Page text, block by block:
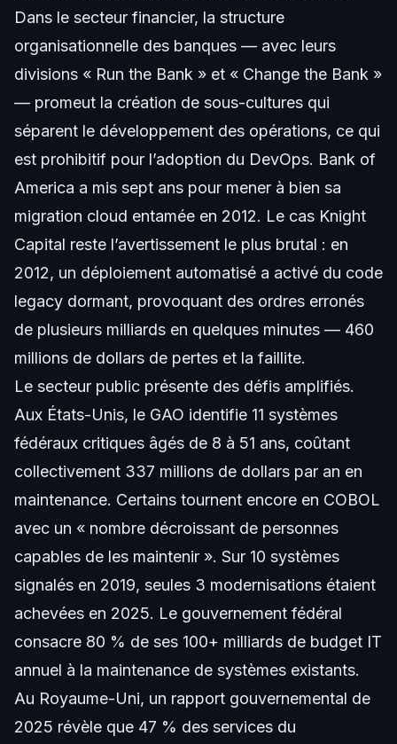
Dans le secteur financier, la structure
organisationnelle des banques — avec leurs
divisions « Run the Bank » et « Change the Bank »
— promeut la création de sous-cultures qui
séparent le développement des opérations, ce qui
est prohibitif pour l’adoption du DevOps. Bank of
America a mis sept ans pour mener à bien sa
migration cloud entamée en 2012. Le cas Knight
Capital reste l’avertissement le plus brutal : en
2012, un déploiement automatisé a activé du code
legacy dormant, provoquant des ordres erronés
de plusieurs milliards en quelques minutes — 460
millions de dollars de pertes et la faillite.
Le secteur public présente des défis amplifiés.
Aux États-Unis, le GAO identifie 11 systèmes
fédéraux critiques âgés de 8 à 51 ans, coûtant
collectivement 337 millions de dollars par an en
maintenance. Certains tournent encore en COBOL
avec un « nombre décroissant de personnes
capables de les maintenir ». Sur 10 systèmes
signalés en 2019, seules 3 modernisations étaient
achevées en 2025. Le gouvernement fédéral
consacre 80 % de ses 100+ milliards de budget IT
annuel à la maintenance de systèmes existants.
Au Royaume-Uni, un rapport gouvernemental de
2025 révèle que 47 % des services du